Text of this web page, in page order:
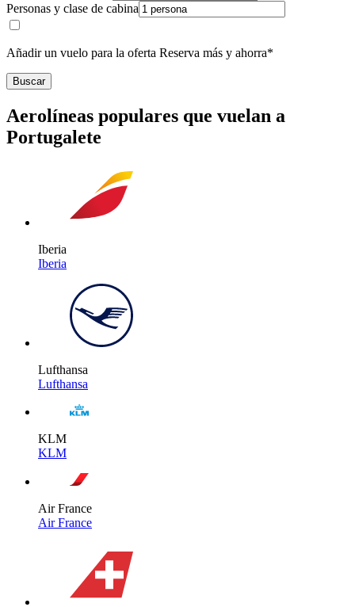
Personas y clase de cabina
Añadir un vuelo para la oferta Reserva más y ahorra*
Buscar
Aerolíneas populares que vuelan a
Portugalete
Iberia
Iberia
Lufthansa
Lufthansa
KLM
KLM
Air France
Air France